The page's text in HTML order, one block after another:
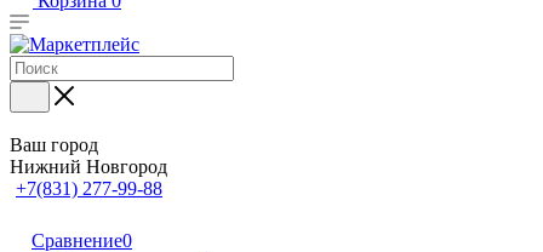
Ваш город
Нижний Новгород
+7(831) 277-99-88
Сравнение0